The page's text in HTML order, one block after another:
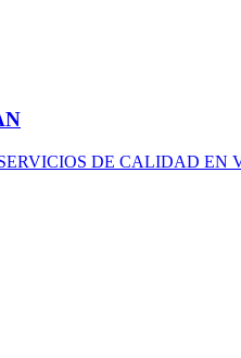
DE CALIDAD